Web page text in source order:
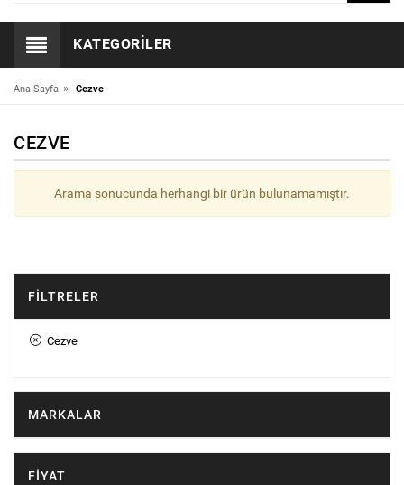
KATEGORILER
Ana Sayfa » Cezve
CEZVE
Arama sonucunda herhangi bir ürün bulunamamıştır.
FILTRELER
Cezve
MARKALAR
FIYAT